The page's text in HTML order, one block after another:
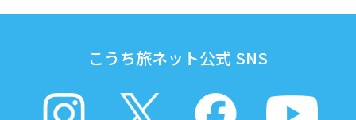
こうち旅ネット公式 SNS